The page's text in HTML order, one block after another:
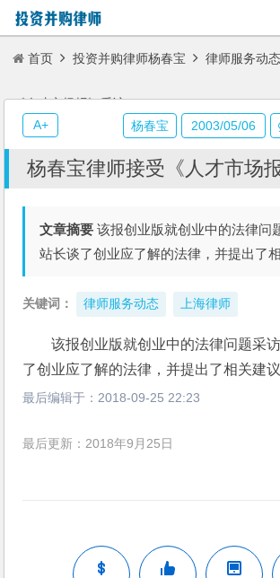
首页 投资并购律师杨春宝 律师服务动态
《人才市场报》采访
杨春宝律师接受《人才市场
文章摘要 该报创业版就创业中的法律问
站长谈了创业应了解的法律，并提出了相
关键词： 律师服务动态 上海律师
该报创业版就创业中的法律问题采
了创业应了解的法律，并提出了相关建议
最后编辑于： 2018-09-25 22:23
最后更新：2018年9月25日
杨春宝 2003/05/06
A+